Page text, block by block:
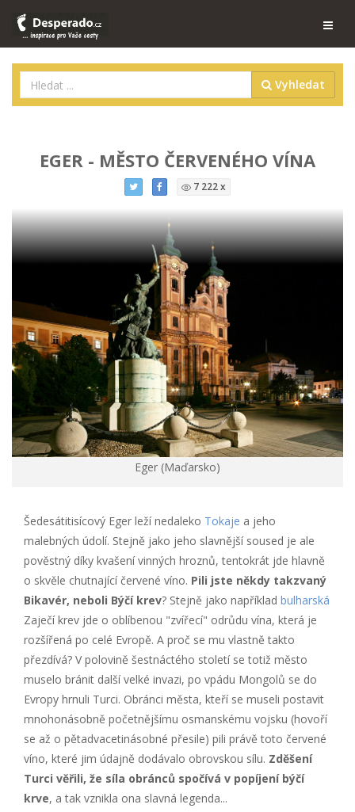
Vyhledat
EGER - MĚSTO ČERVENÉHO VÍNA
7 222 x
Eger (Maďarsko)
Šedesátitisícový Eger leží nedaleko Tokaje a jeho
malebných údolí. Stejně jako jeho slavnější soused je ale
pověstný díky kvašení vinných hroznů, tentokrát jde hlavně
o skvěle chutnající červené víno. Pili jste někdy takzvaný
Bikavér, neboli Býčí krev? Stejně jako například bulharská
Zaječí krev jde o oblíbenou "zvířecí" odrůdu vína, která je
rozšířená po celé Evropě. A proč se mu vlastně takto
přezdívá? V polovině šestnáctého století se totiž město
muselo bránit další velké invazi, po vpádu Mongolů se do
Evropy hrnuli Turci. Obránci města, kteří se museli postavit
mnohonásobně početnějšímu osmanskému vojsku (hovoří
se až o pětadvacetinásobné přesile) pili právě toto červené
víno, které jim údajně dodávalo obrovskou sílu. Zděšení
Turci věřili, že síla obránců spočívá v popíjení býčí
krve, a tak vznikla ona slavná legenda...